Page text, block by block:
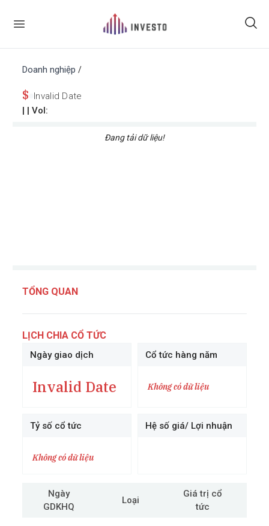
Doanh nghiệp /
$ Invalid Date
| | Vol:
Đang tải dữ liệu!
TỔNG QUAN
LỊCH CHIA CỔ TỨC
Ngày giao dịch
Invalid Date
Cổ tức hàng năm
Không có dữ liệu
Tỷ số cổ tức
Không có dữ liệu
Hệ số giá/ Lợi nhuận
Ngày
GDKHQ
Loại
Giá trị cổ
tức